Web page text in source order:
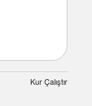
Kur Çalıştır